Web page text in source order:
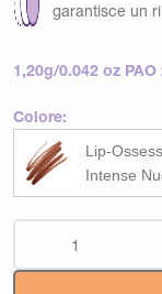
garantisce un
1,20g/0.042 oz PAO
Colore:
Lip-
Intense